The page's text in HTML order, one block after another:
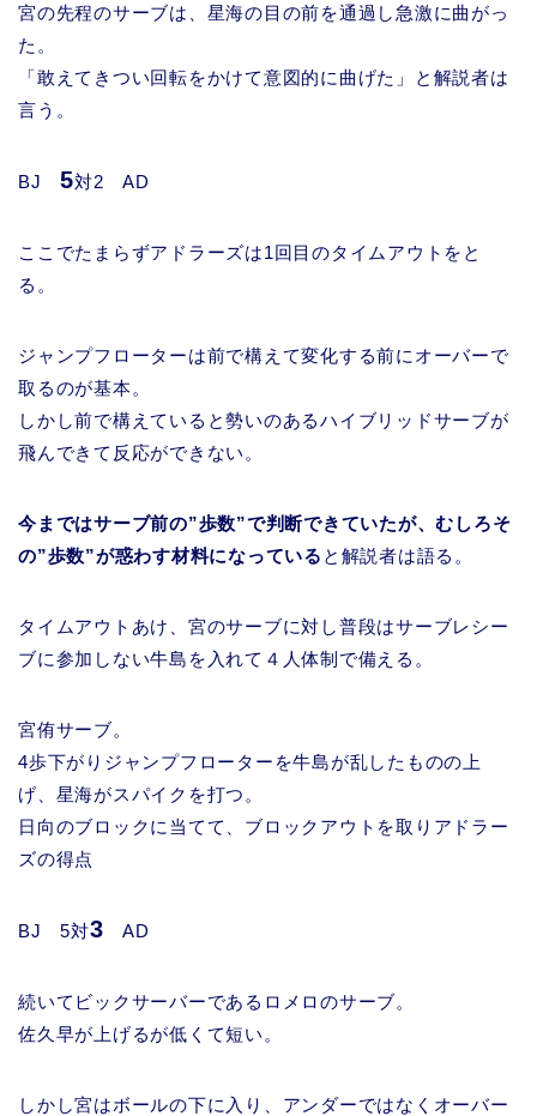
宮の先程のサーブは、星海の目の前を通過し急激に曲がっ
た。
「敢えてきつい回転をかけて意図的に曲げた」と解説者は
言う。
BJ5対2 AD
ここでたまらずアドラーズは1回目のタイムアウトをと
る。
ジャンプフローターは前で構えて変化する前にオーバーで
取るのが基本。
しかし前で構えていると勢いのあるハイブリッドサーブが
飛んできて反応ができない。
今まではサーブ前の”歩数”で判断できていたが、むしろそ
の”歩数”が惑わす材料になっている と解説者は語る。
タイムアウトあけ、宮のサーブに対し普段はサーブレシー
ブに参加しない牛島を入れて４人体制で備える。
宮侑サーブ。
4歩下がりジャンプフローターを牛島が乱したものの上
げ、星海がスパイクを打つ。
日向のブロックに当てて、ブロックアウトを取りアドラー
ズの得点
BJ 5対3 AD
続いてビックサーバーであるロメロのサーブ。
佐久早が上げるが低くて短い。
しかし宮はボールの下に入り、アンダーではなくオーバー